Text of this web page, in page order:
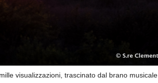
visualizzazioni, trascinato dal brano musicale